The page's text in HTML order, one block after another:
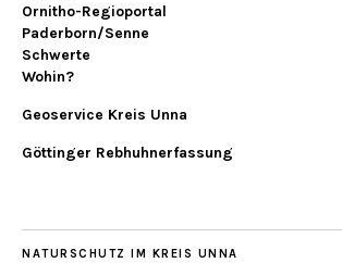
Ornitho-Regioportal
Paderborn/Senne
Schwerte
Wohin?
Geoservice Kreis Unna
Göttinger Rebhuhnerfassung
NATURSCHUTZ IM KREIS UNNA